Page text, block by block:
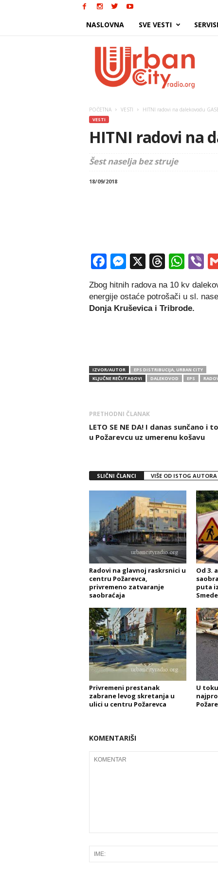
NASLOVNA SVE VESTI
POČETNA VESTI HITNI radovi na dalekovodu
VESTI
HITNI radovi na
Šest naselja bez struje
18/09/2018
Facebook
Messenger
X
Zbog hitnih radova na 10 kv
energije ostaće potrošači u sl.
Donja Kruševica i Tribrode.
IZVOR/AUTOR
EPS DISTRIBUCIJA, URBAN CITY
KLJUČNE REČI/TAGOVI
DALEKOVOD EPS
PRETHODNI ČLANAK
LETO SE NE DA! I danas sunčano i
u Požarevcu uz umerenu košavu
SLIČNI ČLANCI VIŠE OD ISTOG AUTORA
Radovi na glavnoj raskrsnici u
centru Požarevca,
privremeno zatvaranje
saobraćaja
Od 3.
puta
Privremeni prestanak
zabrane levog skretanja u
ulici u centru Požarevca
U
KOMENTARIŠI